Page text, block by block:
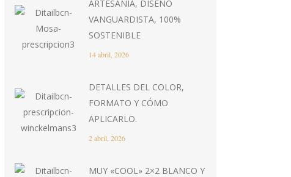
ARTESANÍA, DISEÑO
VANGUARDISTA, 100%
SOSTENIBLE
14 abril, 2026
DETALLES DEL COLOR,
FORMATO Y CÓMO
APLICARLO.
2 abril, 2026
MUY «COOL» 2×2 BLANCO Y